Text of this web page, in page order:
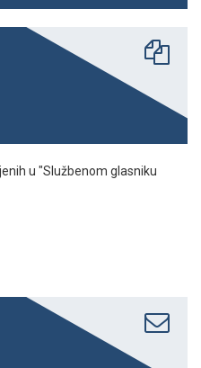
u "Službenom glasniku